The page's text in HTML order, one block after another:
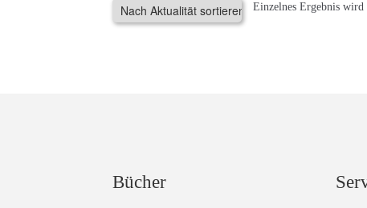
Einzelnes Ergebnis wird
Bücher